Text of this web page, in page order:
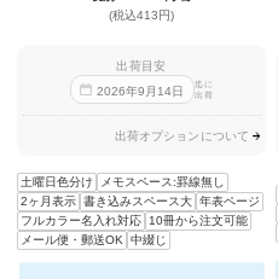
(税込413円)
出荷目安
2026年9 月14日
迄に
出荷
出荷オプションについて
土曜日色分け
メモスペース:罫線無し
2ヶ月表示 書き込みスペース大 年表ページ
フルカラー名入れ対応 10冊から注文可能
メール便・郵送OK 中綴じ